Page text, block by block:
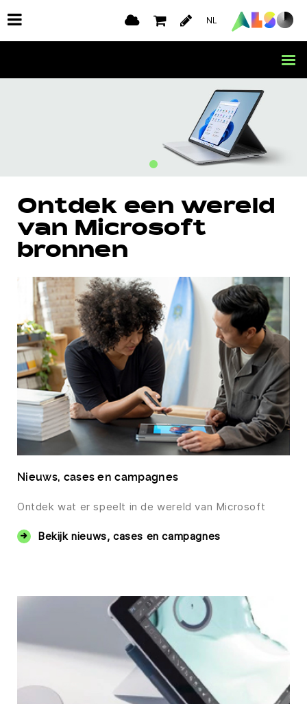
NL
ONTDEK DE INFO & LEARNING HUB
Ontdek een wereld
van Microsoft
bronnen
Nieuws, cases en campagnes
Ontdek wat er speelt in de wereld van Microsoft
Bekijk nieuws, cases en campagnes